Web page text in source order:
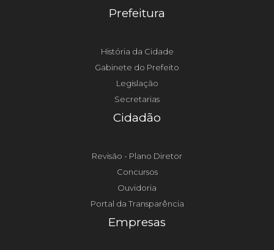
Prefeitura
História da Cidade
Gabinete do Prefeito
Legislação
Secretarias
Cidadão
Revisão - Plano Diretor
Concursos
Ouvidoria
Portal da Transparência
Empresas